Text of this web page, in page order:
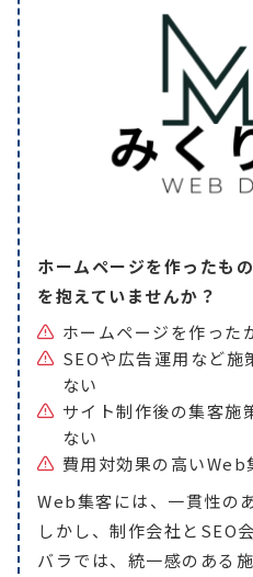
ホームページを作ったも
を抱えていませんか？
ホームページを作った
SEOや広告運用など施
ない
サイト制作後の集客施
ない
費用対効果の高いWeb
Web集客には、一貫性の
しかし、制作会社とSEO
バラでは、統一感のある